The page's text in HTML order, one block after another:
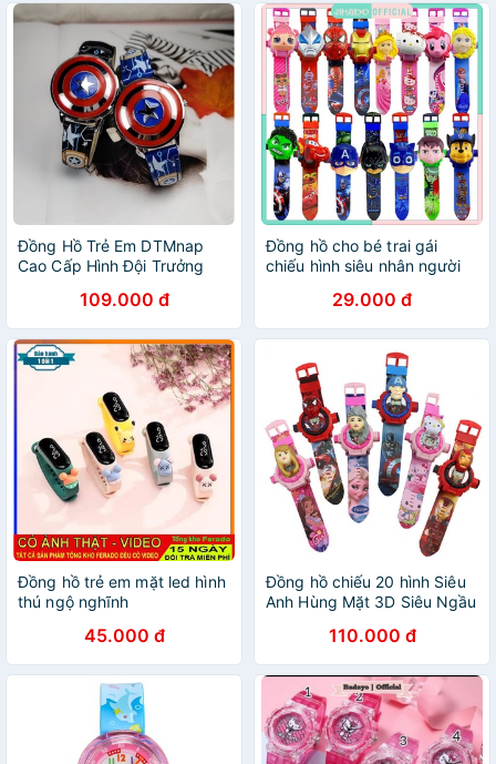
Đồng Hồ Trẻ Em DTMnap
Cao Cấp Hình Đội Trưởng
Bé Gái _ Chuyên sỉ
109.000 đ
Đồng hồ cho bé trai gái
chiếu hình siêu nhân người
mỹ công chúa búp bê
JIMADO 80352817586
29.000 đ
Đồng hồ trẻ em mặt led hình
thú ngộ nghĩnh
45.000 đ
Đồng hồ chiếu 20 hình Siêu
Anh Hùng Mặt 3D Siêu Ngầu
110.000 đ